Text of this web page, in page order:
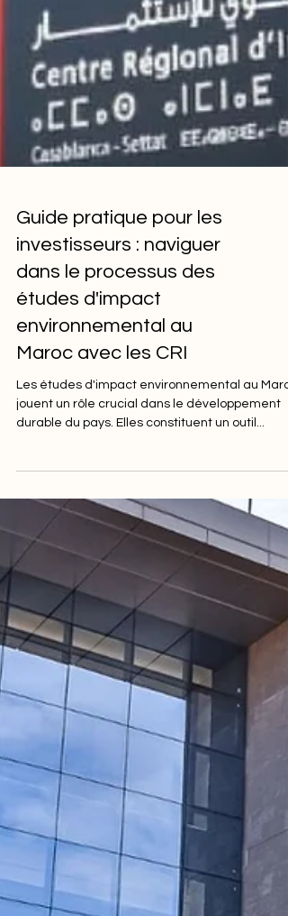
Guide pratique pour les
investisseurs : naviguer
dans le processus des
études d'impact
environnemental au
jouent un rôle crucial dans le développement
durable du pays. Elles constituent un outil...